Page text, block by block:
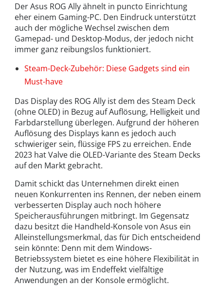
Der Asus ROG Ally ähnelt in puncto Einrichtung
eher einem Gaming-PC. Den Eindruck unterstützt
auch der mögliche Wechsel zwischen dem
Gamepad- und Desktop-Modus, der jedoch nicht
immer ganz reibungslos funktioniert.
Steam-Deck-Zubehör: Diese Gadgets sind ein
Must-have
Das Display des ROG Ally ist dem des Steam Deck
(ohne OLED) in Bezug auf Auflösung, Helligkeit und
Farbdarstellung überlegen. Aufgrund der höheren
Auflösung des Displays kann es jedoch auch
schwieriger sein, flüssige FPS zu erreichen. Ende
2023 hat Valve die OLED-Variante des Steam Decks
auf den Markt gebracht.
Damit schickt das Unternehmen direkt einen
neuen Konkurrenten ins Rennen, der neben einem
verbesserten Display auch noch höhere
Speicherausführungen mitbringt. Im Gegensatz
dazu besitzt die Handheld-Konsole von Asus ein
Alleinstellungsmerkmal, das für Dich entscheidend
sein könnte: Denn mit dem Windows-
Betriebssystem bietet es eine höhere Flexibilität in
der Nutzung, was im Endeffekt vielfältige
Anwendungen an der Konsole ermöglicht.